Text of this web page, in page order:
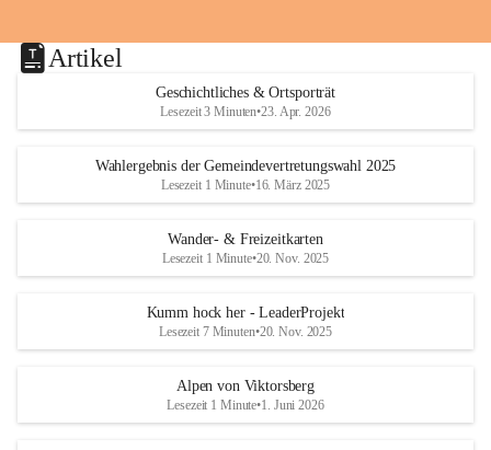
Artikel
Geschichtliches & Ortsporträt
Lesezeit 3 Minuten•23. Apr. 2026
Wahlergebnis der Gemeindevertretungswahl 2025
Lesezeit 1 Minute•16. März 2025
Wander- & Freizeitkarten
Lesezeit 1 Minute•20. Nov. 2025
Kumm hock her - LeaderProjekt
Lesezeit 7 Minuten•20. Nov. 2025
Alpen von Viktorsberg
Lesezeit 1 Minute•1. Juni 2026